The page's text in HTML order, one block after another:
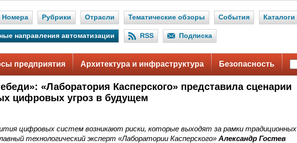
Номера Рубрики Отрасли Тематические обзоры События Каталоги
направления автоматизации RSS Подписка
предприятия Архитектура и инфраструктура Безопасность
«Лаборатория Касперского» представила сценарии
цифровых угроз в будущем
цифровых систем возникают риски, которые выходят за рамки традиционных
технологический эксперт «Лаборатории Касперского» Александр Гостев